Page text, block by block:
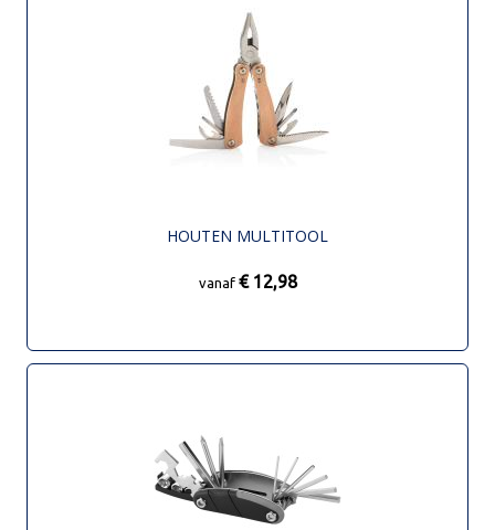
HOUTEN MULTITOOL
vanaf € 12,98